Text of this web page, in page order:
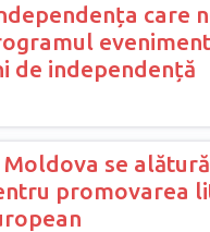
care
de independență
Moldova se
promovarea